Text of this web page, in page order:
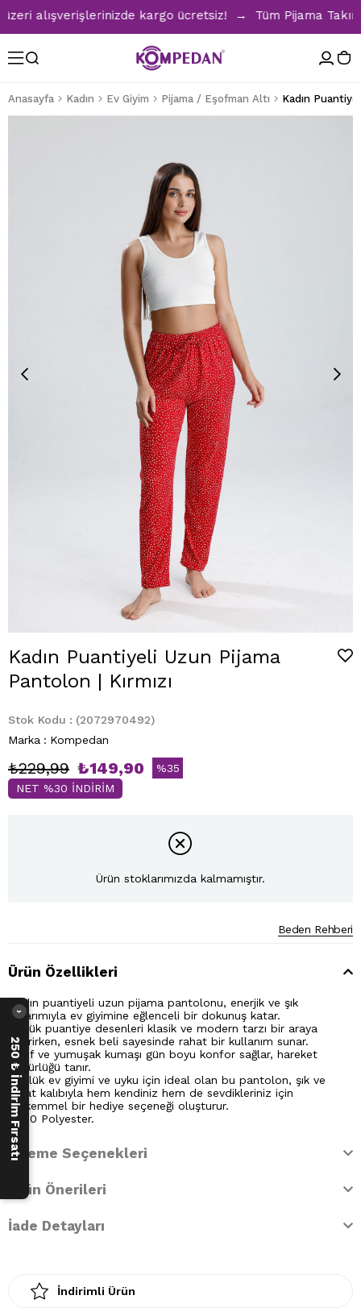
alışverişlerinizde kargo ücretsiz! → Tüm Pijama
Anasayfa Kadın Ev Giyim Pijama / Eşofman Altı Kadın
Kadın Puantiyeli Uzun Pijama
Pantolon | Kırmızı
Stok Kodu
(2072970492)
Marka : Kompedan
₺229,99 ₺149,90 %35
NET %30 İNDİRİM
Ürün stoklarımızda kalmamıştır.
Beden Rehberi
Ürün Özellikleri
Kadın puantiyeli uzun pijama pantolonu, enerjik ve şık
tasarımıyla ev giyimine eğlenceli bir dokunuş katar.
Küçük puantiye desenleri klasik ve modern tarzı bir araya
getirirken, esnek beli sayesinde rahat bir kullanım sunar.
Hafif ve yumuşak kumaşı gün boyu konfor sağlar, hareket
özgürlüğü tanır.
Günlük ev giyimi ve uyku için ideal olan bu pantolon, şık ve
rahat kalıbıyla hem kendiniz hem de sevdikleriniz için
mükemmel bir hediye seçeneği oluşturur.
%100 Polyester.
Ödeme Seçenekleri
Ürün Önerileri
İade Detayları
İndirimli Ürün
250 ₺ İndirim Fırsatı
›